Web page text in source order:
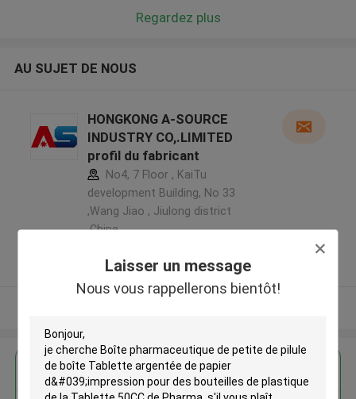
Laisser un message
Nous vous rappellerons bientôt!
Regardez plus
AU SUJET DE NOUS
HONGKONG A-SOURCE
INDUSTRY CO,.LIMITED
profil du fabricant
No4, 7 Floor , KaiTu
development Building, No 33
,Wang Jiao , Jiulong district
,Chine
Fournisseur vérifié